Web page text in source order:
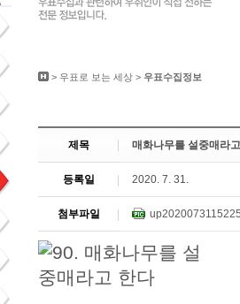
> 우표로 보는 세상 > 우표수집정보
제목 매화나무를 설중매라
등록일 2020. 7. 31.
첨부파일